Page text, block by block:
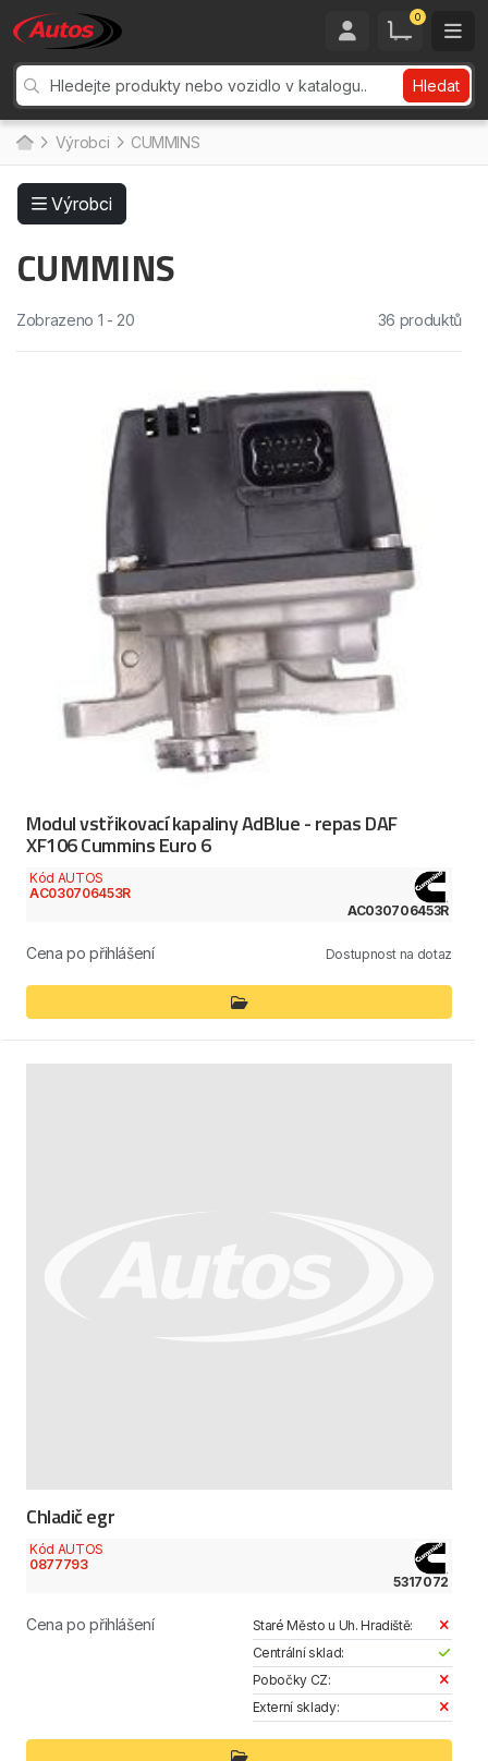
0
Hledat
Výrobci CUMMINS
Výrobci
CUMMINS
Zobrazeno 1 - 20 36 produktů
Modul vstřikovací kapaliny AdBlue - repas DAF
XF106 Cummins Euro 6
Kód AUTOS
AC030706453R
AC030706453R
Cena po přihlášení Dostupnost na dotaz
Chladič egr
Kód AUTOS
0877793
5317072
Cena po přihlášení
Staré Město u Uh. Hradiště:
Centrální sklad:
Pobočky CZ:
Externí sklady: